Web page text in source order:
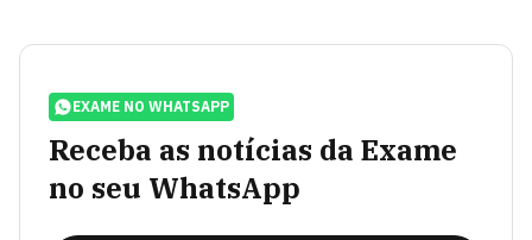
EXAME NO WHATSAPP
Receba as notícias da Exame
no seu WhatsApp